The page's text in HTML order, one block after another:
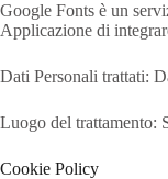
Google Fonts è un
Applicazione di
Dati Personali trattati:
Luogo del trattamento:
Cookie Policy